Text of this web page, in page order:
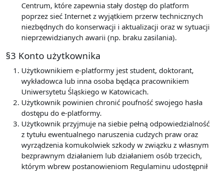
Centrum, które zapewnia stały dostęp do platform
poprzez sieć Internet z wyjątkiem przerw technicznych
niezbędnych do konserwacji i aktualizacji oraz w sytuacji
nieprzewidzianych awarii (np. braku zasilania).
§3 Konto użytkownika
Użytkownikiem e-platformy jest student, doktorant,
wykładowca lub inna osoba będąca pracownikiem
Uniwersytetu Śląskiego w Katowicach.
Użytkownik powinien chronić poufność swojego hasła
dostępu do e-platformy.
Użytkownik przyjmuje na siebie pełną odpowiedzialność
z tytułu ewentualnego naruszenia cudzych praw oraz
wyrządzenia komukolwiek szkody w związku z własnym
bezprawnym działaniem lub działaniem osób trzecich,
którym wbrew postanowieniom Regulaminu udostępnił